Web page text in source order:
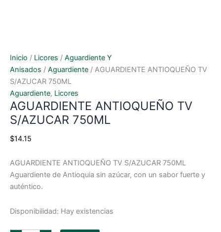
Inicio / Licores / Aguardiente Y
Anisados / Aguardiente / AGUARDIENTE ANTIOQUEÑO TV
S/AZUCAR 750ML
Aguardiente, Licores
AGUARDIENTE ANTIOQUEÑO TV
S/AZUCAR 750ML
$14.15
AGUARDIENTE ANTIOQUEÑO TV S/AZUCAR 750ML
Aguardiente de Antioquia sin azúcar, con un sabor fuerte y
auténtico.
Disponibilidad: Hay existencias